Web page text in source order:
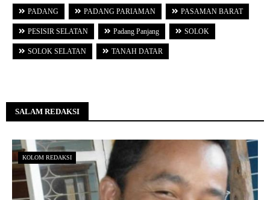
PADANG PADANG PARIAMAN PASAMAN BARAT
PESISIR SELATAN Padang Panjang SOLOK
SOLOK SELATAN TANAH DATAR
SALAM REDAKSI
KOLOM REDAKSI